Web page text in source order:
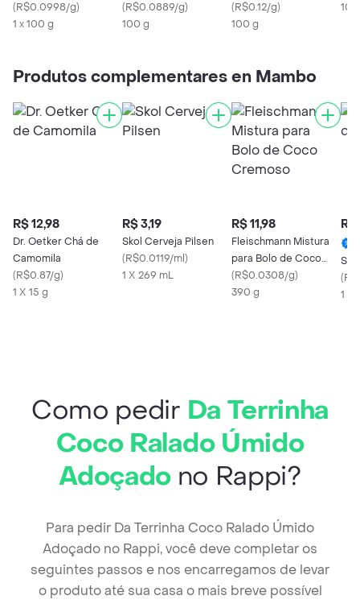
Adoçado
(R$0.0998/g)
1 x 100 g
Adoçado
(R$0.0889/g)
100 g
(R$0.12/g)
100 g
Produtos complementares en Mambo
R$ 12,98
Dr. Oetker Chá de
Camomila
(R$0.87/g)
1 X 15 g
R$ 3,19
Skol Cerveja Pilsen
(R$0.0119/ml)
1 X 269 mL
R$ 11,98
Fleischmann Mistura
para Bolo de Coco
Cremoso
(R$0.0308/g)
390 g
R$
(
1 X
Como pedir Da Terrinha
Coco Ralado Úmido
Adoçadono Rappi?
Para pedir Da Terrinha Coco Ralado Úmido
Adoçado no Rappi, você deve completar os
seguintes passos e nos encarregamos de levar
o produto até sua casa o mais breve possível